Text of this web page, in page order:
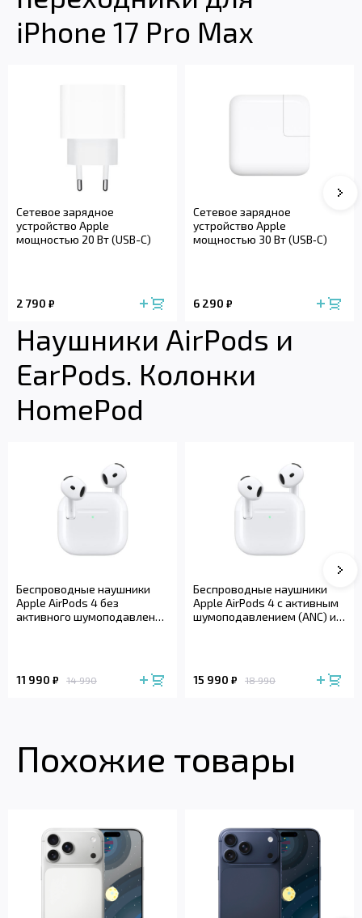
iPhone 17 Pro Max
Сетевое зарядное
устройство Apple
мощностью 20 Вт (USB-C)
2 790 ₽
Сетевое зарядное
устройство Apple
мощностью 30 Вт (USB‑C)
6 290 ₽
Наушники AirPods и
EarPods. Колонки
HomePod
Беспроводные наушники
Apple AirPods 4 без
активного шумоподавления
11 990 ₽ 14 990
Беспроводные наушники
Apple AirPods 4 с активным
шумоподавлением (ANC) и
15 990 ₽ 18 990
Похожие товары